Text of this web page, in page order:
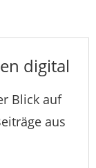
digital
Blick auf
aus